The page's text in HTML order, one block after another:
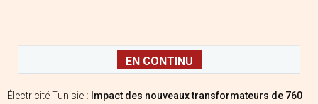
EN CONTINU
Électricité Tunisie : Impact des nouveaux transformateurs de 760